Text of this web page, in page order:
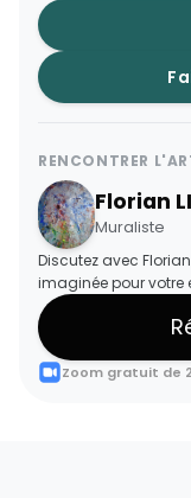
RENCONTRER
Florian
Muraliste
Discutez avec
imaginée pour votre
Zoom gratuit de